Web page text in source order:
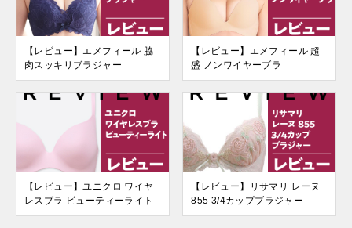
【レビュー】エメフィール 脇
肉スッキリブラジャー
【レビュー】エメフィール 超
盛 ノンワイヤーブラ
【レビュー】ユニクロ ワイヤ
レスブラ ビューティーライト
【レビュー】リサマリ レーヌ
855 3/4カップブラジャー